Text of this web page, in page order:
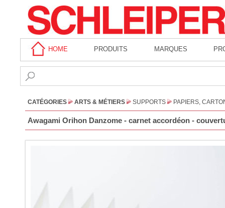
HOME PRODUITS MARQUES
CATÉGORIES ARTS & MÉTIERS SUPPORTS PAPIERS,
Awagami Orihon Danzome - carnet accordéon -